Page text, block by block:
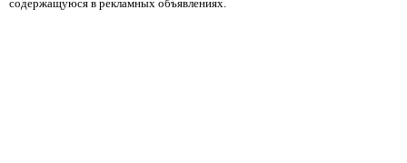
содержащуюся в рекламных объявлениях.